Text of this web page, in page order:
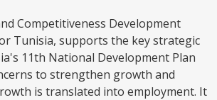
Competitiveness Development
Tunisia, supports the key strategic
11th National Development Plan
to strengthen growth and
is translated into employment. It